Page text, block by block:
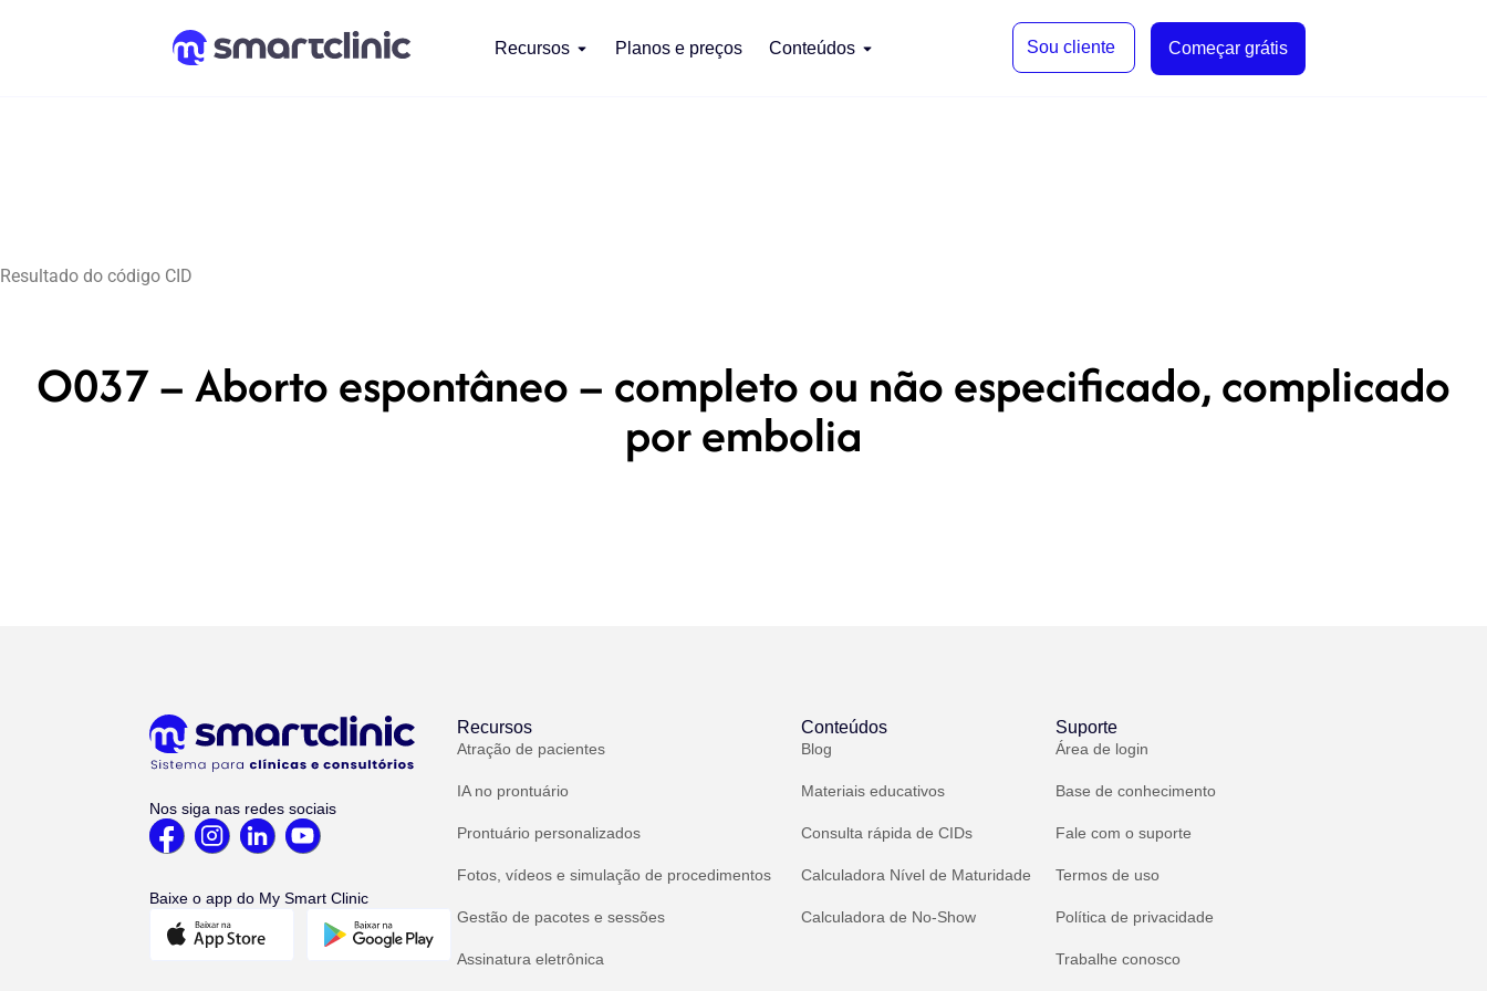
Recursos Planos e preços Conteúdos Sou cliente Começar grátis
Resultado do código CID
O037 – Aborto espontâneo – completo ou não especificado, complicado
por embolia
Nos siga nas redes sociais
Baixe o app do My Smart Clinic
Recursos
Atração de pacientes
IA no prontuário
Prontuário personalizados
Fotos, vídeos e simulação de procedimentos
Gestão de pacotes e sessões
Assinatura eletrônica
Conteúdos
Blog
Materiais educativos
Consulta rápida de CIDs
Calculadora Nível de Maturidade
Calculadora de No-Show
Suporte
Área de login
Base de conhecimento
Fale com o suporte
Termos de uso
Política de privacidade
Trabalhe conosco